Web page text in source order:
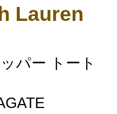
Lauren
パー トート